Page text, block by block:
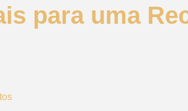
para uma